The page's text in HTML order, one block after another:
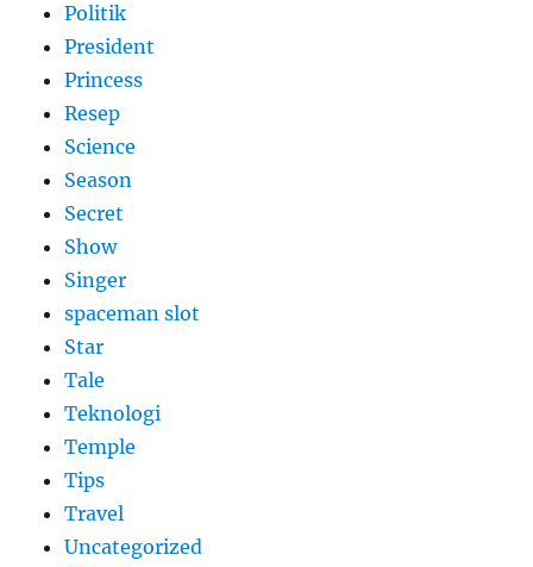
Politik
President
Princess
Resep
Science
Season
Secret
Show
Singer
spaceman slot
Star
Tale
Teknologi
Temple
Tips
Travel
Uncategorized